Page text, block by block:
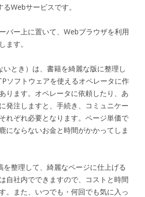
Webサービスです。
バー上に置いて、Webブラウザを利用
ます。
いとき）は、書籍を綺麗な版に整理し
ソフトウェアを使えるオペレータに作
ります。オペレータに依頼したり、あ
発注しますと、手続き、コミュニケー
れぞれ必要となります。ページ単価で
にならないお金と時間がかかってしま
を整理して、綺麗なページに仕上げる
自社内でできますので、コストと時間
。また、いつでも・何回でも気に入っ